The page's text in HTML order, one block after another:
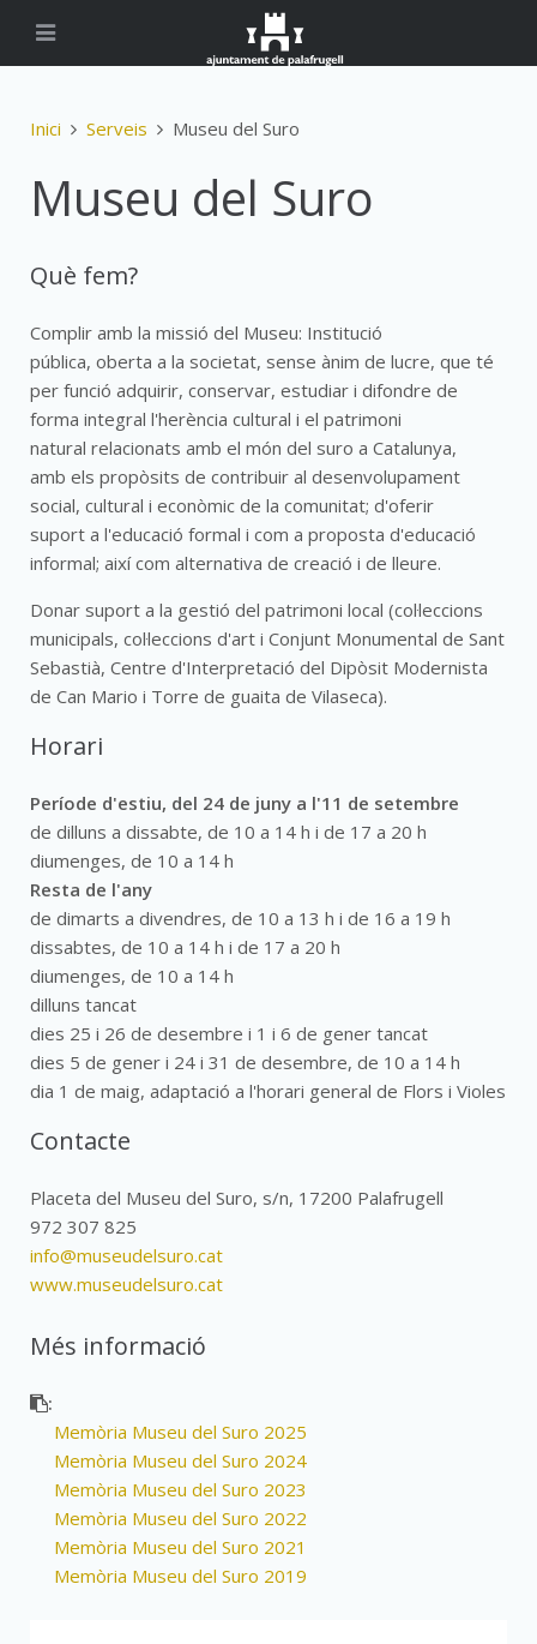
Inici Serveis Museu del Suro
Museu del Suro
Què fem?
Complir amb la missió del Museu: Institució
pública, oberta a la societat, sense ànim de lucre, que té
per funció adquirir, conservar, estudiar i difondre de
forma integral l'herència cultural i el patrimoni
natural relacionats amb el món del suro a Catalunya,
amb els propòsits de contribuir al desenvolupament
social, cultural i econòmic de la comunitat; d'oferir
suport a l'educació formal i com a proposta d'educació
informal; així com alternativa de creació i de lleure.
Donar suport a la gestió del patrimoni local (col·leccions
municipals, col·leccions d'art i Conjunt Monumental de Sant
Sebastià, Centre d'Interpretació del Dipòsit Modernista
de Can Mario i Torre de guaita de Vilaseca).
Horari
Període d'estiu, del 24 de juny a l'11 de setembre
de dilluns a dissabte, de 10 a 14 h i de 17 a 20 h
diumenges, de 10 a 14 h
Resta de l'any
de dimarts a divendres, de 10 a 13 h i de 16 a 19 h
dissabtes, de 10 a 14 h i de 17 a 20 h
diumenges, de 10 a 14 h
dilluns tancat
dies 25 i 26 de desembre i 1 i 6 de gener tancat
dies 5 de gener i 24 i 31 de desembre, de 10 a 14 h
dia 1 de maig, adaptació a l'horari general de Flors i Violes
Contacte
Placeta del Museu del Suro, s/n, 17200 Palafrugell
972 307 825
info@museudelsuro.cat
www.museudelsuro.cat
Més informació
:
Memòria Museu del Suro 2025
Memòria Museu del Suro 2024
Memòria Museu del Suro 2023
Memòria Museu del Suro 2022
Memòria Museu del Suro 2021
Memòria Museu del Suro 2019